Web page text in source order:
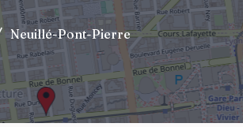
Neuillé-Pont-Pierre